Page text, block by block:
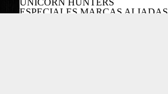
UNICORN HUNTERS
ESPECIALES MARCAS ALIADAS